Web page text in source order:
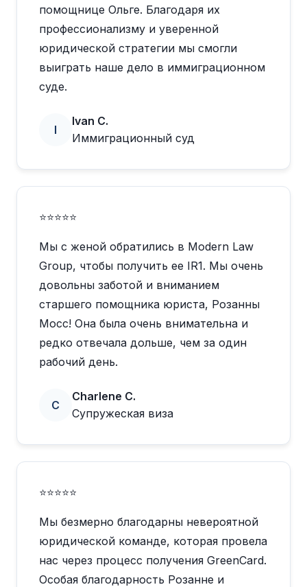
помощнице Ольге. Благодаря их
профессионализму и уверенной
юридической стратегии мы смогли
выиграть наше дело в иммиграционном
суде.
I
Ivan C.
Иммиграционный суд
⭐⭐⭐⭐⭐
Мы с женой обратились в Modern Law
Group, чтобы получить ее IR1. Мы очень
довольны заботой и вниманием
старшего помощника юриста, Розанны
Мосс! Она была очень внимательна и
редко отвечала дольше, чем за один
рабочий день.
C
Charlene C.
Супружеская виза
⭐⭐⭐⭐⭐
Мы безмерно благодарны невероятной
юридической команде, которая провела
нас через процесс получения GreenCard.
Особая благодарность Розанне и